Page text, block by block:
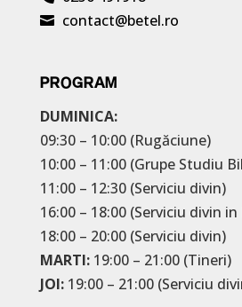
 contact@betel.ro
PROGRAM
DUMINICA:
09:30 – 10:00 (Rugăciune)
10:00 – 11:00 (Grupe Studiu
11:00 – 12:30 (Serviciu divin)
16:00 – 18:00 (Serviciu divin in
18:00 – 20:00 (Serviciu divin)
MARTI: 19:00 – 21:00 (Tineri)
JOI: 19:00 – 21:00 (Serviciu